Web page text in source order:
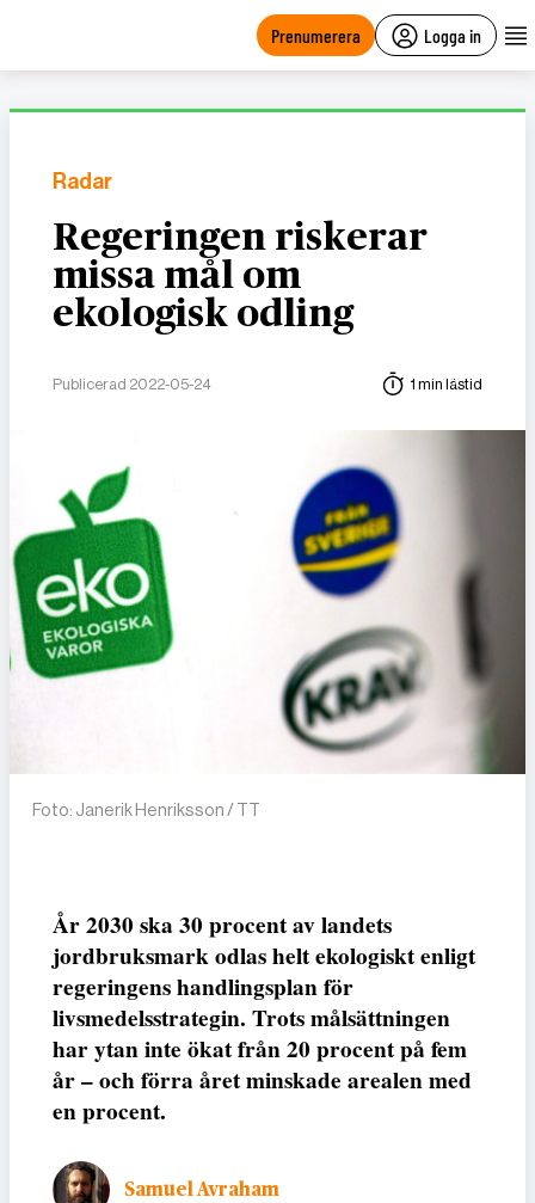
Prenumerera Logga in
Radar
Regeringen riskerar
missa mål om
ekologisk odling
Publicerad 2022-05-24 1 min lästid
Foto: Janerik Henriksson / TT
År 2030 ska 30 procent av landets
jordbruksmark odlas helt ekologiskt enligt
regeringens handlingsplan för
livsmedelsstrategin. Trots målsättningen
har ytan inte ökat från 20 procent på fem
år – och förra året minskade arealen med
en procent.
Samuel Avraham